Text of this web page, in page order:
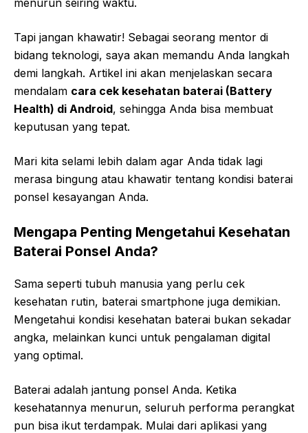
Tapi jangan khawatir! Sebagai seorang mentor di
bidang teknologi, saya akan memandu Anda langkah
demi langkah. Artikel ini akan menjelaskan secara
mendalam cara cek kesehatan baterai (Battery
Health) di Android, sehingga Anda bisa membuat
keputusan yang tepat.
Mari kita selami lebih dalam agar Anda tidak lagi
merasa bingung atau khawatir tentang kondisi baterai
ponsel kesayangan Anda.
Mengapa Penting Mengetahui Kesehatan
Baterai Ponsel Anda?
Sama seperti tubuh manusia yang perlu cek
kesehatan rutin, baterai smartphone juga demikian.
Mengetahui kondisi kesehatan baterai bukan sekadar
angka, melainkan kunci untuk pengalaman digital
yang optimal.
Baterai adalah jantung ponsel Anda. Ketika
kesehatannya menurun, seluruh performa perangkat
pun bisa ikut terdampak. Mulai dari aplikasi yang